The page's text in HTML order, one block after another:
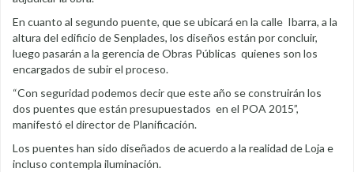
En cuanto al segundo puente, que se ubicará en la calle Ibarra, a la
altura del edificio de Senplades, los diseños están por concluir,
luego pasarán a la gerencia de Obras Públicas quienes son los
encargados de subir el proceso.
“Con seguridad podemos decir que este año se construirán los
dos puentes que están presupuestados en el POA 2015”,
manifestó el director de Planificación.
Los puentes han sido diseñados de acuerdo a la realidad de Loja e
incluso contempla iluminación.